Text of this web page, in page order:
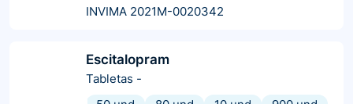
INVIMA 2021M-0020342
Escitalopram
Tabletas -